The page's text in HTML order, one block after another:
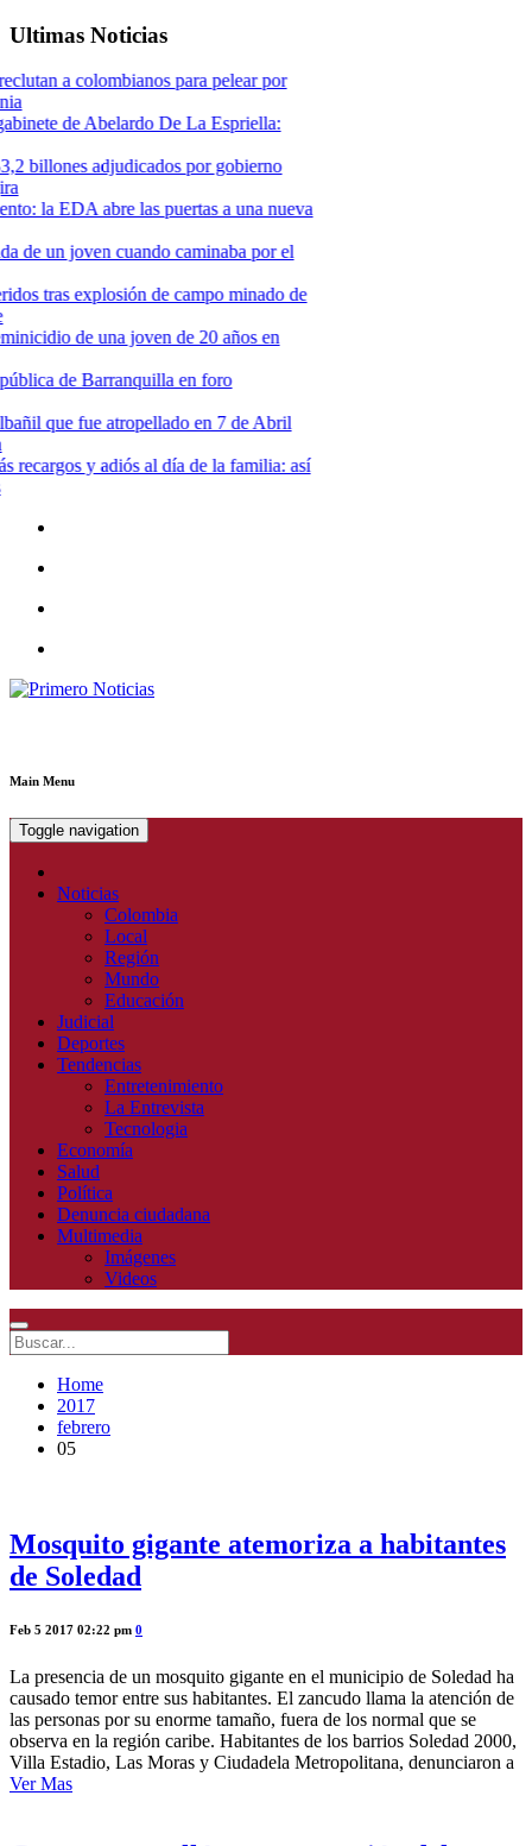
Ultimas Noticias
Main Menu
Toggle navigation
Noticias
Colombia
Local
Región
Mundo
Educación
Judicial
Deportes
Tendencias
Entretenimiento
La Entrevista
Tecnologia
Economía
Salud
Política
Denuncia ciudadana
Multimedia
Imágenes
Videos
Home
2017
febrero
05
Mosquito gigante atemoriza a habitantes
de Soledad
Feb 5 2017 02:22 pm 0
La presencia de un mosquito gigante en el municipio de Soledad ha
causado temor entre sus habitantes. El zancudo llama la atención de
las personas por su enorme tamaño, fuera de los normal que se
observa en la región caribe. Habitantes de los barrios Soledad 2000,
Villa Estadio, Las Moras y Ciudadela Metropolitana, denunciaron a
Ver Mas